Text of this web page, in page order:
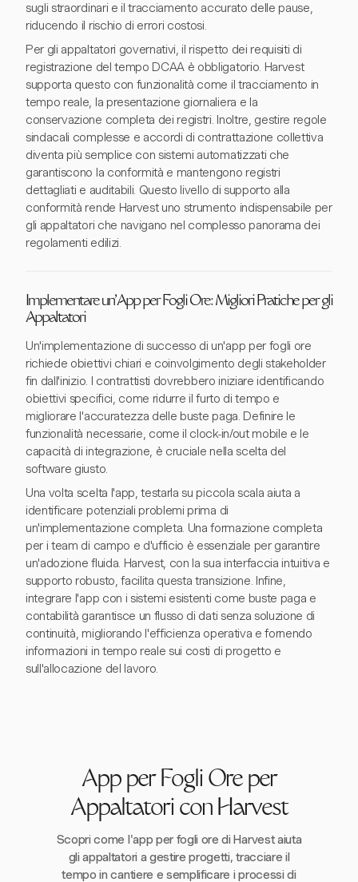
sugli straordinari e il tracciamento accurato delle pause,
riducendo il rischio di errori costosi.
Per gli appaltatori governativi, il rispetto dei requisiti di
registrazione del tempo DCAA è obbligatorio. Harvest
supporta questo con funzionalità come il tracciamento in
tempo reale, la presentazione giornaliera e la
conservazione completa dei registri. Inoltre, gestire regole
sindacali complesse e accordi di contrattazione collettiva
diventa più semplice con sistemi automatizzati che
garantiscono la conformità e mantengono registri
dettagliati e auditabili. Questo livello di supporto alla
conformità rende Harvest uno strumento indispensabile per
gli appaltatori che navigano nel complesso panorama dei
regolamenti edilizi.
Implementare un'App per Fogli Ore: Migliori Pratiche per gli
Appaltatori
Un'implementazione di successo di un'app per fogli ore
richiede obiettivi chiari e coinvolgimento degli stakeholder
fin dall'inizio. I contrattisti dovrebbero iniziare identificando
obiettivi specifici, come ridurre il furto di tempo e
migliorare l'accuratezza delle buste paga. Definire le
funzionalità necessarie, come il clock-in/out mobile e le
capacità di integrazione, è cruciale nella scelta del
software giusto.
Una volta scelta l'app, testarla su piccola scala aiuta a
identificare potenziali problemi prima di
un'implementazione completa. Una formazione completa
per i team di campo e d'ufficio è essenziale per garantire
un'adozione fluida. Harvest, con la sua interfaccia intuitiva e
supporto robusto, facilita questa transizione. Infine,
integrare l'app con i sistemi esistenti come buste paga e
contabilità garantisce un flusso di dati senza soluzione di
continuità, migliorando l'efficienza operativa e fornendo
informazioni in tempo reale sui costi di progetto e
sull'allocazione del lavoro.
App per Fogli Ore per
Appaltatori con Harvest
Scopri come l'app per fogli ore di Harvest aiuta
gli appaltatori a gestire progetti, tracciare il
tempo in cantiere e semplificare i processi di